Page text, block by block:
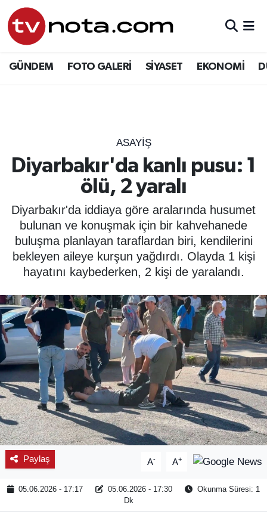
GÜNDEM FOTO GALERİ SİYASET EKONOMİ
ASAYIŞ
Diyarbakır'da kanlı pusu: 1
ölü, 2 yaralı
Diyarbakır'da iddiaya göre aralarında husumet
bulunan ve konuşmak için bir kahvehanede
buluşma planlayan taraflardan biri, kendilerini
bekleyen aileye kurşun yağdırdı. Olayda 1 kişi
hayatını kaybederken, 2 kişi de yaralandı.
Paylaş A- A+
05.06.2026 - 17:17 05.06.2026 - 17:30
Okunma Süresi: 1
Dk
GÜNDEM
YURT
ÖZEL HABER
SAĞLIK
ÇEVRE
YAŞAM
BİLİM - TEKNOLOJİ
KADIN
KÜLTÜR SANAT
MAGAZİN
Hava Durumu
Son Dakika Haberleri
Haber Arşivi